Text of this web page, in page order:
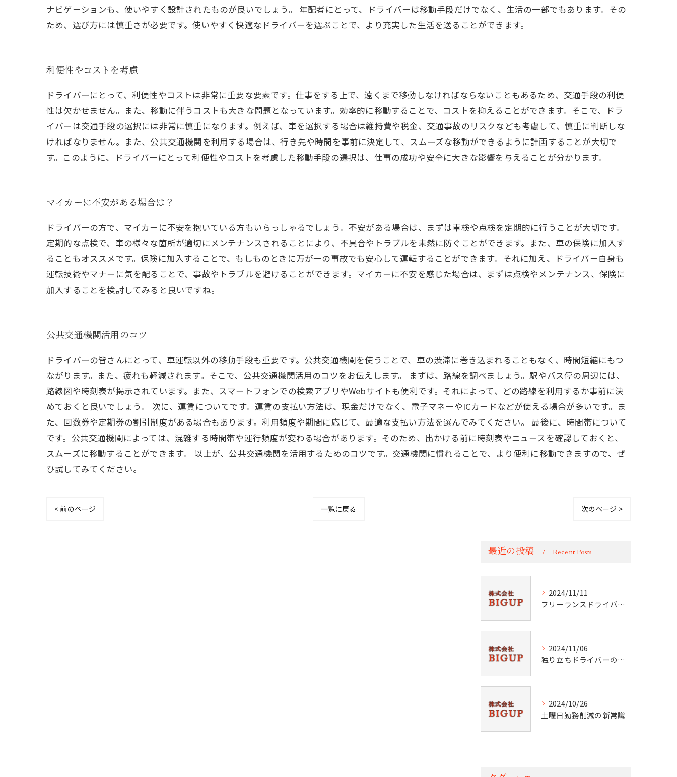
ナビゲーションも、使いやすく設計されたものが良いでしょう。 年配者にとって、ドライバーは移動手段だけでなく、生活の一部でもあります。その
ため、選び方には慎重さが必要です。使いやすく快適なドライバーを選ぶことで、より充実した生活を送ることができます。
利便性やコストを考慮
ドライバーにとって、利便性やコストは非常に重要な要素です。仕事をする上で、遠くまで移動しなければならないこともあるため、交通手段の利便
性は欠かせません。また、移動に伴うコストも大きな問題となっています。効率的に移動することで、コストを抑えることができます。そこで、ドラ
イバーは交通手段の選択には非常に慎重になります。例えば、車を選択する場合は維持費や税金、交通事故のリスクなども考慮して、慎重に判断しな
ければなりません。また、公共交通機関を利用する場合は、行き先や時間を事前に決定して、スムーズな移動ができるように計画することが大切で
す。このように、ドライバーにとって利便性やコストを考慮した移動手段の選択は、仕事の成功や安全に大きな影響を与えることが分かります。
マイカーに不安がある場合は？
ドライバーの方で、マイカーに不安を抱いている方もいらっしゃるでしょう。不安がある場合は、まずは車検や点検を定期的に行うことが大切です。
定期的な点検で、車の様々な箇所が適切にメンテナンスされることにより、不具合やトラブルを未然に防ぐことができます。また、車の保険に加入す
ることもオススメです。保険に加入することで、もしものときに万が一の事故でも安心して運転することができます。それに加え、ドライバー自身も
運転技術やマナーに気を配ることで、事故やトラブルを避けることができます。マイカーに不安を感じた場合は、まずは点検やメンテナンス、保険に
加入することを検討してみると良いですね。
公共交通機関活用のコツ
ドライバーの皆さんにとって、車運転以外の移動手段も重要です。公共交通機関を使うことで、車の渋滞に巻き込まれることもなく、時間短縮にもつ
ながります。また、疲れも軽減されます。そこで、公共交通機関活用のコツをお伝えします。 まずは、路線を調べましょう。駅やバス停の周辺には、
路線図や時刻表が掲示されています。また、スマートフォンでの検索アプリやWebサイトも便利です。それによって、どの路線を利用するか事前に決
めておくと良いでしょう。 次に、運賃についてです。運賃の支払い方法は、現金だけでなく、電子マネーやICカードなどが使える場合が多いです。ま
た、回数券や定期券の割引制度がある場合もあります。利用頻度や期間に応じて、最適な支払い方法を選んでみてください。 最後に、時間帯について
です。公共交通機関によっては、混雑する時間帯や運行頻度が変わる場合があります。そのため、出かける前に時刻表やニュースを確認しておくと、
スムーズに移動することができます。 以上が、公共交通機関を活用するためのコツです。交通機関に慣れることで、より便利に移動できますので、ぜ
ひ試してみてください。
< 前のページ 一覧に戻る 次のページ >
最近の投稿 Recent Posts
2024/11/11
フリーランスドライバーの本質を探る
2024/11/06
独り立ちドライバーのスキル向上法
2024/10/26
土曜日勤務削減の新常識